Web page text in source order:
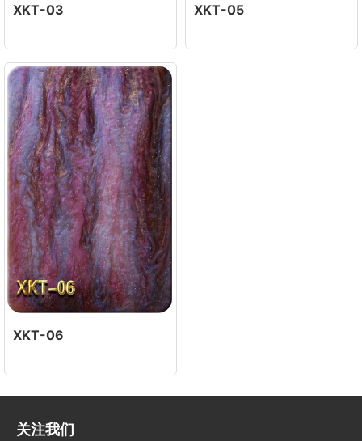
XKT-03 XKT-05
XKT-06
关注我们